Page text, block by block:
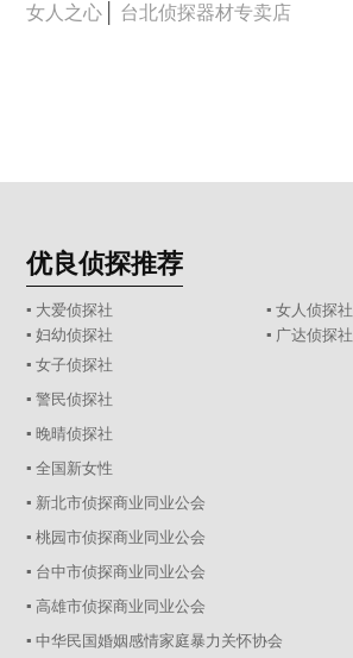
女人之心
台北侦探器材专卖店
优良侦探推荐
▪ 大爱侦探社
▪ 女人侦探社
▪ 妇幼侦探社
▪ 广达侦探社
▪ 女子侦探社
▪ 警民侦探社
▪ 晚晴侦探社
▪ 全国新女性
▪ 新北市侦探商业同业公会
▪ 桃园市侦探商业同业公会
▪ 台中市侦探商业同业公会
▪ 高雄市侦探商业同业公会
▪ 中华民国婚姻感情家庭暴力关怀协会